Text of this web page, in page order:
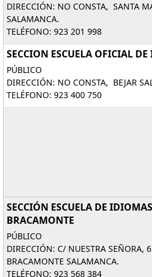
DIRECCIÓN: NO CONSTA, SANTA
SALAMANCA.
TELÉFONO: 923 201 998
SECCION ESCUELA OFICIAL
PÚBLICO
DIRECCIÓN: NO CONSTA, BEJAR
TELÉFONO: 923 400 750
SECCIÓN ESCUELA DE
BRACAMONTE
PÚBLICO
DIRECCIÓN: C/ NUESTRA SEÑORA,
BRACAMONTE SALAMANCA.
TELÉFONO: 923 568 384